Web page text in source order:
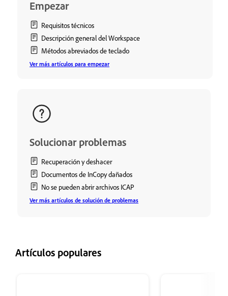
Empezar
Requisitos técnicos
Descripción general del Workspace
Métodos abreviados de teclado
Ver más artículos para empezar
Solucionar problemas
Recuperación y deshacer
Documentos de InCopy dañados
No se pueden abrir archivos ICAP
Ver más artículos de solución de problemas
Artículos populares